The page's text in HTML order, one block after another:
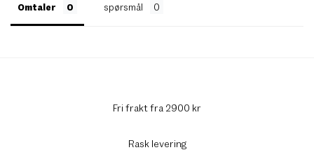
Omtaler spørsmål
Fri frakt fra 2900 kr
Rask levering